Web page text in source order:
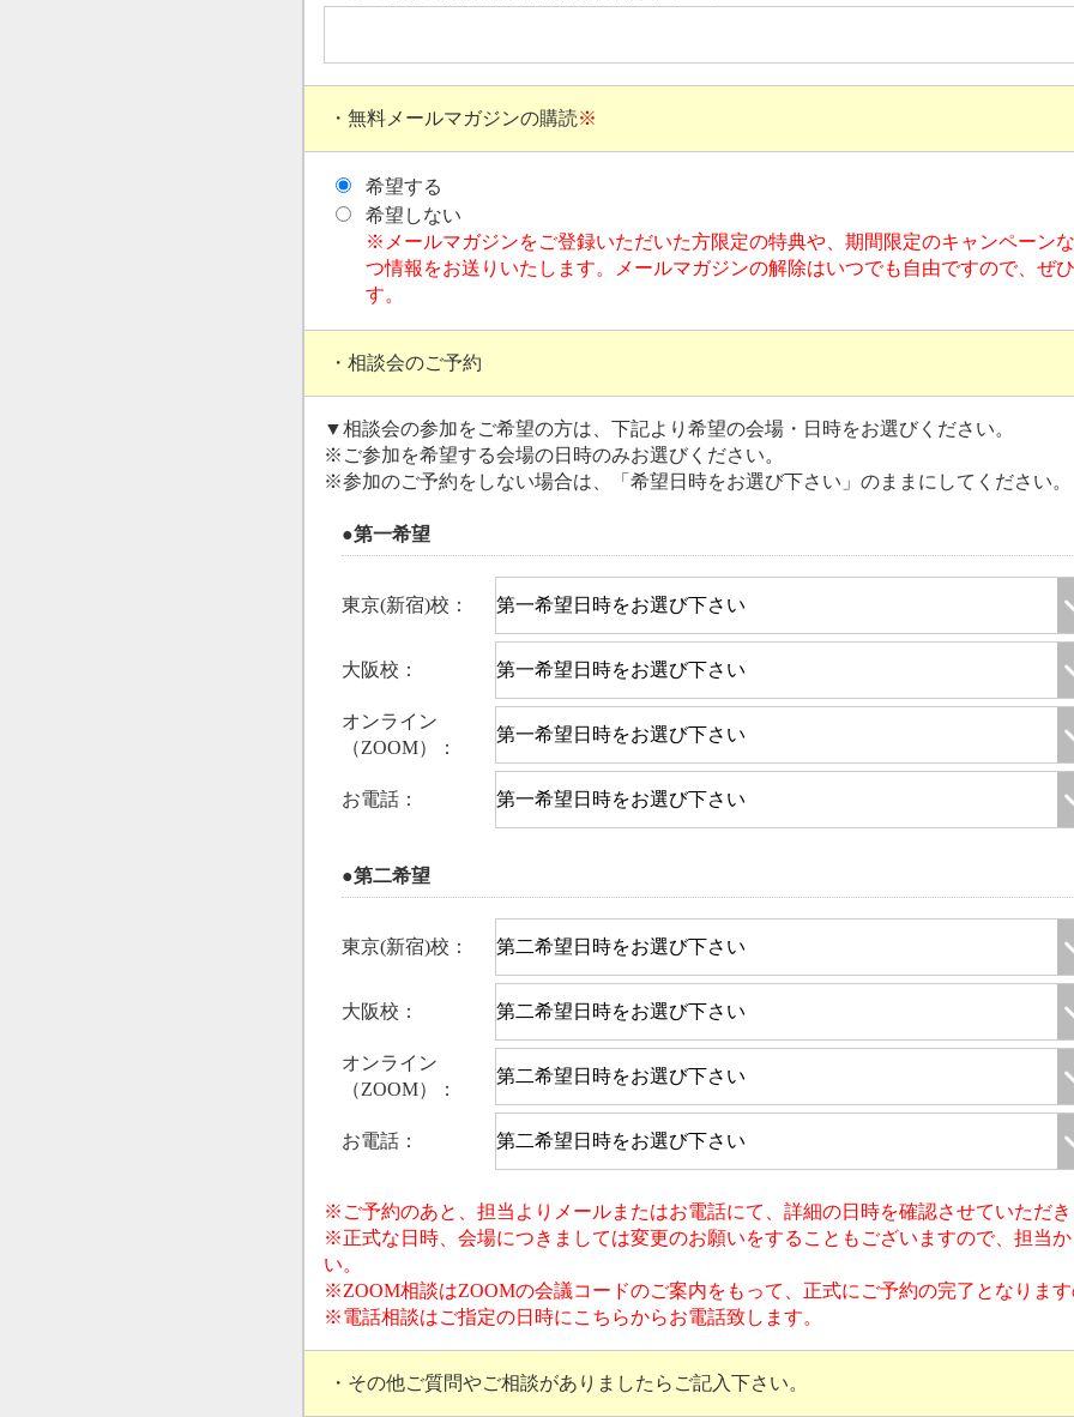
・無料メールマガジンの購読※
希望する
希望しない
※メールマガジンをご登録いただいた方限定の特典や、期間限定のキャンペーン
つ情報をお送りいたします。メールマガジンの解除はいつでも自由ですので、ぜ
す。
・相談会のご予約
▼相談会の参加をご希望の方は、下記より希望の会場・日時をお選びください。
※ご参加を希望する会場の日時のみお選びください。
※参加のご予約をしない場合は、「希望日時をお選び下さい」のままにしてください。
●第一希望
東京(新宿)校：
大阪校：
オンライン
（ZOOM）：
お電話：
●第二希望
東京(新宿)校：
大阪校：
オンライン
（ZOOM）：
お電話：
※ご予約のあと、担当よりメールまたはお電話にて、詳細の日時を確認させていただ
※正式な日時、会場につきましては変更のお願いをすることもございますので、担当
い。
※ZOOM相談はZOOMの会議コードのご案内をもって、正式にご予約の完了となりま
※電話相談はご指定の日時にこちらからお電話致します。
・その他ご質問やご相談がありましたらご記入下さい。